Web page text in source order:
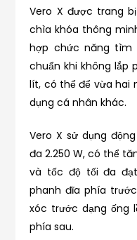
Vero X được trang
chìa khóa thông
hợp chức năng tìm
chuẩn khi không lắp
lít, có thể để vừa hai
dụng cá nhân khác.
Vero X sử dụng
đa 2.250 W, có thể
và tốc độ tối đa
phanh đĩa phía
xóc trước dạng ống
phía sau.